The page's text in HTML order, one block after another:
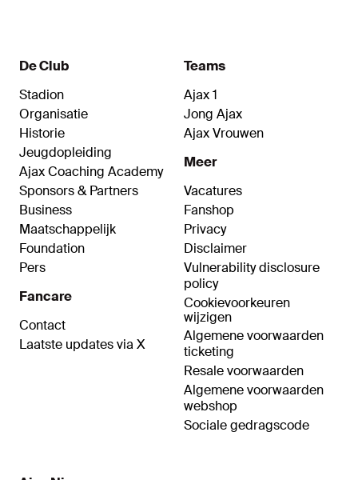
De Club
Stadion
Organisatie
Historie
Jeugdopleiding
Ajax Coaching Academy
Sponsors & Partners
Business
Maatschappelijk
Foundation
Pers
Fancare
Contact
Laatste updates via X
Teams
Ajax 1
Jong Ajax
Ajax Vrouwen
Meer
Vacatures
Fanshop
Privacy
Disclaimer
Vulnerability disclosure
policy
Cookievoorkeuren
wijzigen
Algemene voorwaarden
ticketing
Resale voorwaarden
Algemene voorwaarden
webshop
Sociale gedragscode